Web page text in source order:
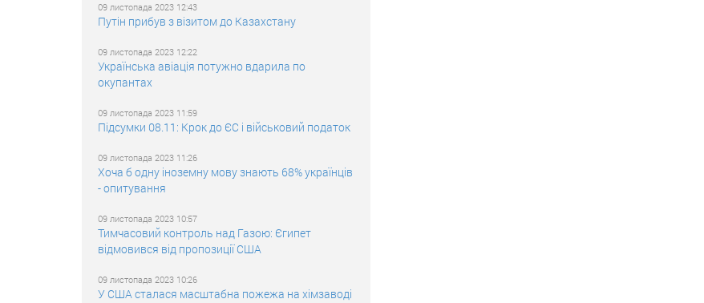
09 листопада 2023 12:43
Путін прибув з візитом до Казахстану
09 листопада 2023 12:22
Українська авіація потужно вдарила по
окупантах
09 листопада 2023 11:59
Підсумки 08.11: Крок до ЄС і військовий податок
09 листопада 2023 11:26
Хоча б одну іноземну мову знають 68% українців
- опитування
09 листопада 2023 10:57
Тимчасовий контроль над Газою: Єгипет
відмовився від пропозиції США
09 листопада 2023 10:26
У США сталася масштабна пожежа на хімзаводі